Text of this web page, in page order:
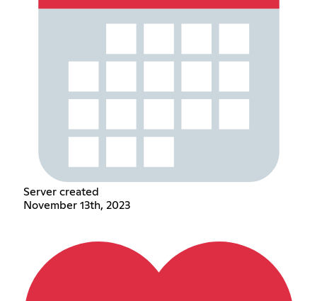
Server created
November 13th, 2023